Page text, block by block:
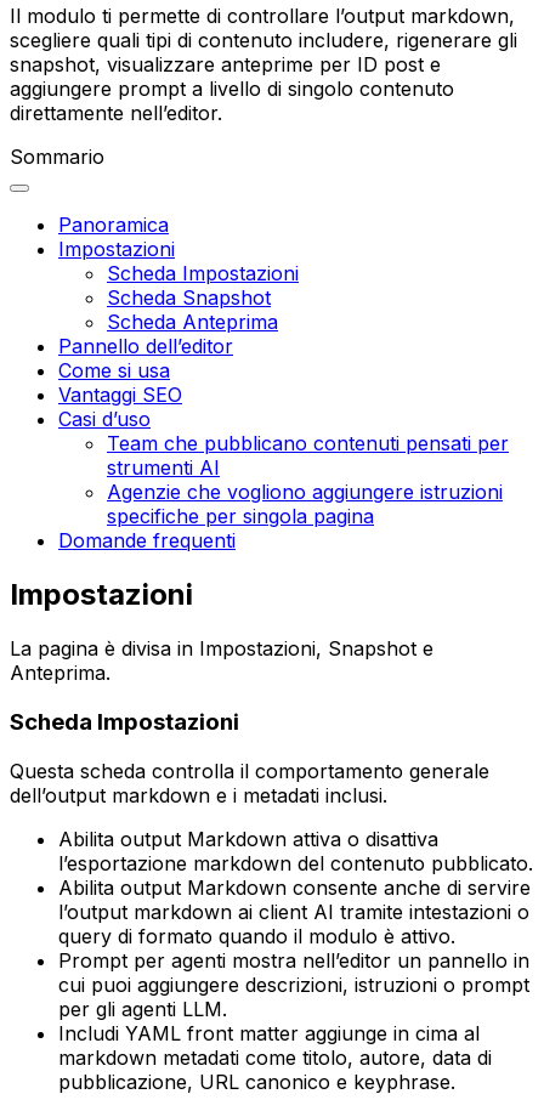
Il modulo ti permette di controllare l’output markdown,
scegliere quali tipi di contenuto includere, rigenerare gli
snapshot, visualizzare anteprime per ID post e
aggiungere prompt a livello di singolo contenuto
direttamente nell’editor.
Sommario
Panoramica
Impostazioni
Scheda Impostazioni
Scheda Snapshot
Scheda Anteprima
Pannello dell’editor
Come si usa
Vantaggi SEO
Casi d’uso
Team che pubblicano contenuti pensati per
strumenti AI
Agenzie che vogliono aggiungere istruzioni
specifiche per singola pagina
Domande frequenti
Impostazioni
La pagina è divisa in Impostazioni, Snapshot e
Anteprima.
Scheda Impostazioni
Questa scheda controlla il comportamento generale
dell’output markdown e i metadati inclusi.
Abilita output Markdown attiva o disattiva
l’esportazione markdown del contenuto pubblicato.
Abilita output Markdown consente anche di servire
l’output markdown ai client AI tramite intestazioni o
query di formato quando il modulo è attivo.
Prompt per agenti mostra nell’editor un pannello in
cui puoi aggiungere descrizioni, istruzioni o prompt
per gli agenti LLM.
Includi YAML front matter aggiunge in cima al
markdown metadati come titolo, autore, data di
pubblicazione, URL canonico e keyphrase.